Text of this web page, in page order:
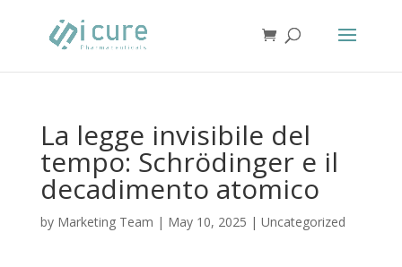
La legge invisibile del
tempo: Schrödinger e il
decadimento atomico
by Marketing Team | May 10, 2025 | Uncategorized